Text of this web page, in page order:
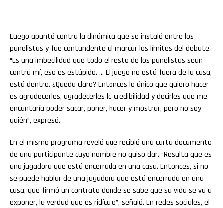
Luego apuntó contra la dinámica que se instaló entre los
panelistas y fue contundente al marcar los límites del debate.
“Es una imbecilidad que todo el resto de los panelistas sean
contra mí, eso es estúpido. … El juego no está fuera de la casa,
está dentro. ¿Queda claro? Entonces lo único que quiero hacer
es agradecerles, agradecerles la credibilidad y decirles que me
encantaría poder sacar, poner, hacer y mostrar, pero no soy
quién”, expresó.
En el mismo programa reveló que recibió una carta documento
de una participante cuyo nombre no quiso dar. “Resulta que es
una jugadora que está encerrada en una casa. Entonces, si no
se puede hablar de una jugadora que está encerrada en una
casa, que firmó un contrato donde se sabe que su vida se va a
exponer, la verdad que es ridículo”, señaló. En redes sociales, el